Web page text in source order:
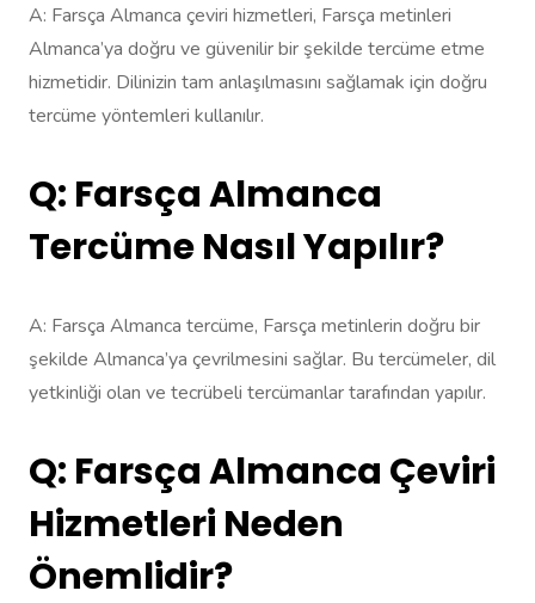
A: Farsça Almanca çeviri hizmetleri, Farsça metinleri
Almanca’ya doğru ve güvenilir bir şekilde tercüme etme
hizmetidir. Dilinizin tam anlaşılmasını sağlamak için doğru
tercüme yöntemleri kullanılır.
Q: Farsça Almanca
Tercüme Nasıl Yapılır?
A: Farsça Almanca tercüme, Farsça metinlerin doğru bir
şekilde Almanca’ya çevrilmesini sağlar. Bu tercümeler, dil
yetkinliği olan ve tecrübeli tercümanlar tarafından yapılır.
Q: Farsça Almanca Çeviri
Hizmetleri Neden
Önemlidir?